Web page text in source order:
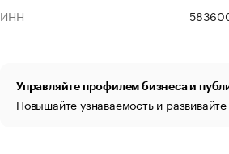
ИНН
Управляйте профилем бизнеса и
Повышайте узнаваемость и